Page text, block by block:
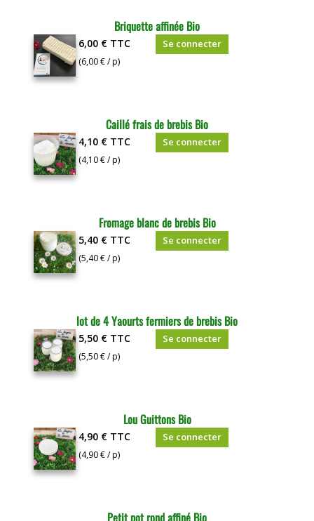
Briquette affinée Bio
6,00 € TTC
(6,00 € / p)
Se connecter
Caillé frais de brebis Bio
4,10 € TTC
(4,10 € / p)
Se connecter
Fromage blanc de brebis Bio
5,40 € TTC
(5,40 € / p)
Se connecter
lot de 4 Yaourts fermiers de brebis Bio
5,50 € TTC
(5,50 € / p)
Se connecter
Lou Guittons Bio
4,90 € TTC
(4,90 € / p)
Se connecter
Petit pot rond affiné Bio